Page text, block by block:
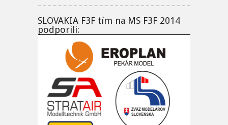
SLOVAKIA F3F tím na MS F3F 2014
podporili: